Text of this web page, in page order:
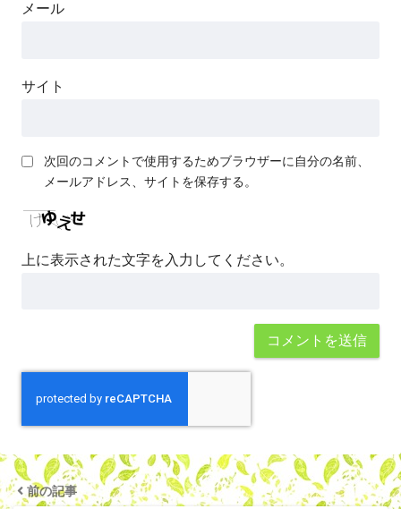
メール
サイト
次回のコメントで使用するためブラウザーに自分の名前、
メールアドレス、サイトを保存する。
上に表示された文字を入力してください。
前の記事